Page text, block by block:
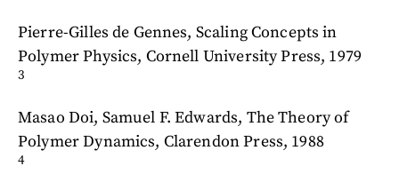
Pierre-Gilles de Gennes, Scaling Concepts in
Polymer Physics, Cornell University Press, 1979
3
Masao Doi, Samuel F. Edwards, The Theory of
Polymer Dynamics, Clarendon Press, 1988
4